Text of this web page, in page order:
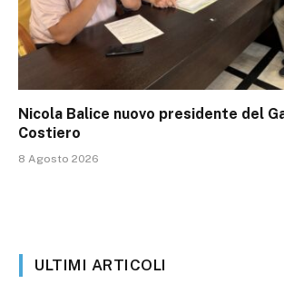
Nicola Balice nuovo presidente del
Costiero
8 Agosto 2026
ULTIMI ARTICOLI